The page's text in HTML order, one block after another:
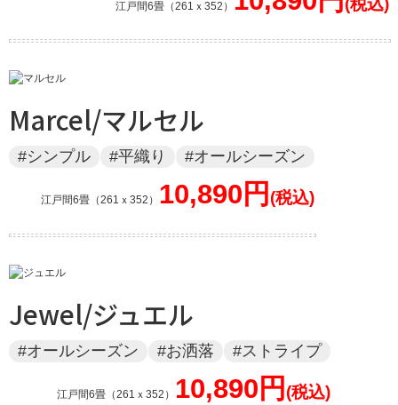
江戸間6畳（261ｘ352）
Marcel/マルセル
#シンプル #平織り #オールシーズン
江戸間6畳（261ｘ352） 10,890円
Jewel/ジュエル
#オールシーズン #お洒落 #ストライプ
江戸間6畳（261ｘ352） 10,890円